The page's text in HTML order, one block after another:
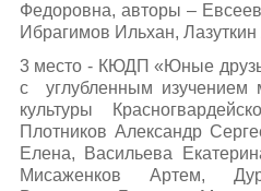
Федоровна, авторы –
Ибрагимов Ильхан,
3 место - КЮДП «Юные
с углубленным изучением
культуры
Плотников Александр
Елена, Васильева
Мисаженков Артем,